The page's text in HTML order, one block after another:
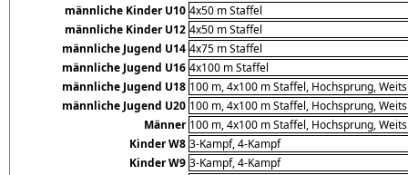
männliche Kinder U10 4x50 m Staffel
männliche Kinder U12 4x50 m Staffel
männliche Jugend U14 4x75 m Staffel
männliche Jugend U16 4x100 m Staffel
männliche Jugend U18 100 m, 4x100 m Staffel, Hochsprung,
männliche Jugend U20 100 m, 4x100 m Staffel, Hochsprung,
Männer 100 m, 4x100 m Staffel, Hochsprung,
Kinder W8 3-Kampf, 4-Kampf
Kinder W9 3-Kampf, 4-Kampf